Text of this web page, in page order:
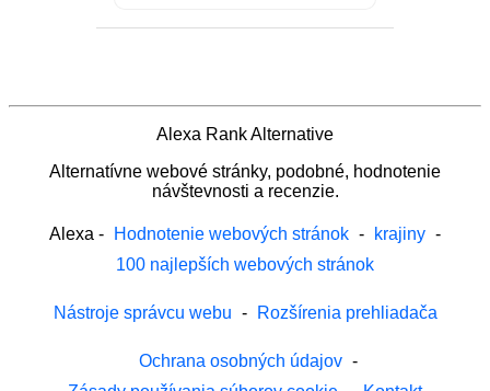
Alexa Rank Alternative
Alternatívne webové stránky, podobné, hodnotenie
návštevnosti a recenzie.
Alexa - Hodnotenie webových stránok - krajiny -
100 najlepších webových stránok
Nástroje správcu webu - Rozšírenia prehliadača
Ochrana osobných údajov -